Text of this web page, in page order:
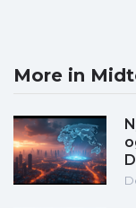
More in